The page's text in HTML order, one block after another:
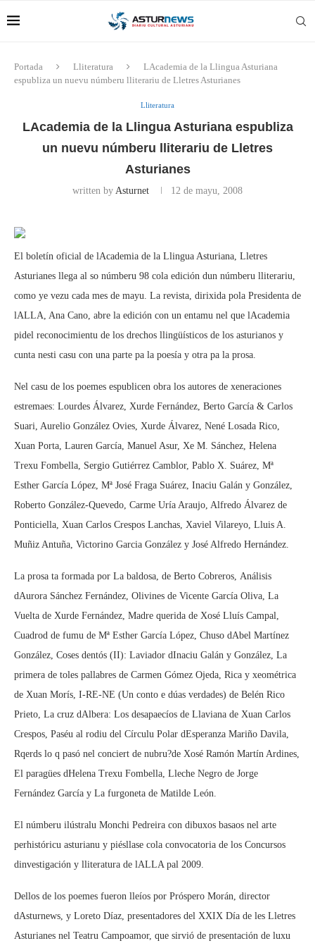
Portada Lliteratura
LAcademia de la Llingua Asturiana
espubliza un nuevu númberu lliterariu de Lletres Asturianes
Lliteratura
LAcademia de la Llingua Asturiana espubliza
un nuevu númberu lliterariu de Lletres
Asturianes
written by Asturnet 12 de mayu, 2008
El boletín oficial de lAcademia de la Llingua Asturiana, Lletres
Asturianes llega al so númberu 98 cola edición dun númberu lliterariu,
como ye vezu cada mes de mayu. La revista, dirixida pola Presidenta de
lALLA, Ana Cano, abre la edición con un entamu nel que lAcademia
pidel reconocimientu de los drechos llingüísticos de los asturianos y
cunta nesti casu con una parte pa la poesía y otra pa la prosa.
Nel casu de los poemes espublicen obra los autores de xeneraciones
estremaes: Lourdes Álvarez, Xurde Fernández, Berto García & Carlos
Suari, Aurelio González Ovies, Xurde Álvarez, Nené Losada Rico,
Xuan Porta, Lauren García, Manuel Asur, Xe M. Sánchez, Helena
Trexu Fombella, Sergio Gutiérrez Camblor, Pablo X. Suárez, Mª
Esther García López, Mª José Fraga Suárez, Inaciu Galán y González,
Roberto González-Quevedo, Carme Uría Araujo, Alfredo Álvarez de
Ponticiella, Xuan Carlos Crespos Lanchas, Xaviel Vilareyo, Lluis A.
Muñiz Antuña, Victorino Garcia González y José Alfredo Hernández.
La prosa ta formada por La baldosa, de Berto Cobreros, Análisis
dAurora Sánchez Fernández, Olivines de Vicente García Oliva, La
Vuelta de Xurde Fernández, Madre querida de Xosé Lluís Campal,
Cuadrod de fumu de Mª Esther García López, Chuso dAbel Martínez
González, Coses dentós (II): Laviador dInaciu Galán y González, La
primera de toles pallabres de Carmen Gómez Ojeda, Rica y xeométrica
de Xuan Morís, I-RE-NE (Un conto e dúas verdades) de Belén Rico
Prieto, La cruz dAlbera: Los desapaecíos de Llaviana de Xuan Carlos
Crespos, Paséu al rodiu del Círculu Polar dEsperanza Mariño Davila,
Rqerds lo q pasó nel conciert de nubru?de Xosé Ramón Martín Ardines,
El paragües dHelena Trexu Fombella, Lleche Negro de Jorge
Fernández García y La furgoneta de Matilde León.
El númberu ilústralu Monchi Pedreira con dibuxos basaos nel arte
perhistóricu asturianu y piésllase cola convocatoria de los Concursos
dinvestigación y lliteratura de lALLA pal 2009.
Dellos de los poemes fueron lleíos por Próspero Morán, director
dAsturnews, y Loreto Díaz, presentadores del XXIX Día de les Lletres
Asturianes nel Teatru Campoamor, que sirvió de presentación de luxu